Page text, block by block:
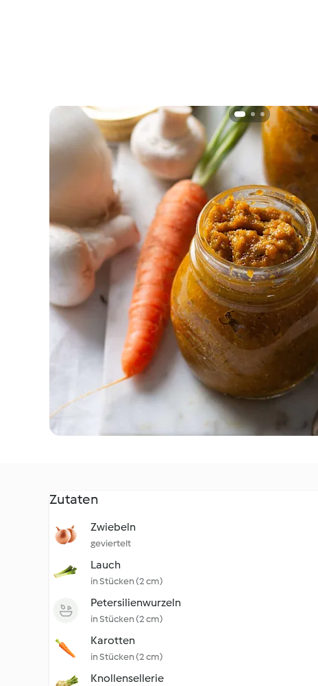
Zutaten
Zwiebeln
geviertelt
Lauch
in Stücken (2 cm)
Petersilienwurzeln
in Stücken (2 cm)
Karotten
in Stücken (2 cm)
Knollensellerie